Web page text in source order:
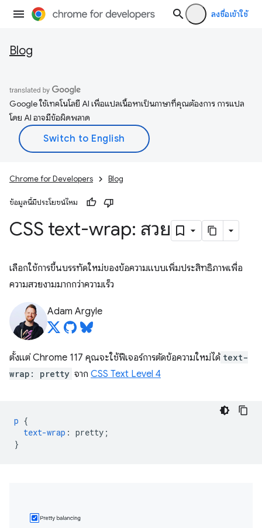
ลงชื่อเข้าใช้
Blog
Google ใช้เทคโนโลยี AI เพื่อแปลเนื้อหาเป็นภาษาที่คุณต้องการ การแปล
โดย AI อาจมีข้อผิดพลาด
Chrome for Developers Blog
ข้อมูลนี้มีประโยชน์ไหม
CSS text-wrap: สวย
เลือกใช้การขึ้นบรรทัดใหม่ของข้อความแบบเพิ่มประสิทธิภาพเพื่อ
ความสวยงามมากกว่าความเร็ว
Adam Argyle
ตั้งแต่ Chrome 117 คุณจะใช้ฟีเจอร์การตัดข้อความใหม่ได้ text-
wrap: pretty จาก CSS Text Level 4
p {
text-wrap : pretty ;
}